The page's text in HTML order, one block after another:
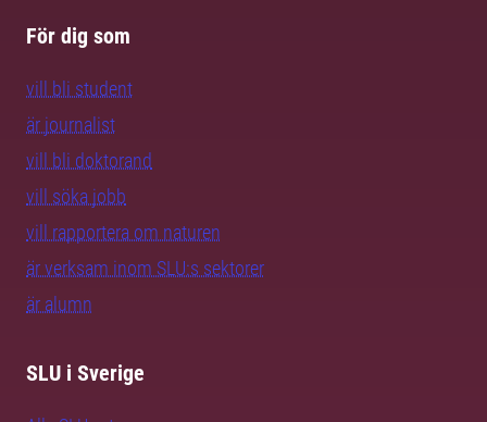
För dig som
vill bli student
är journalist
vill bli doktorand
vill söka jobb
vill rapportera om naturen
är verksam inom SLU:s sektorer
är alumn
SLU i Sverige